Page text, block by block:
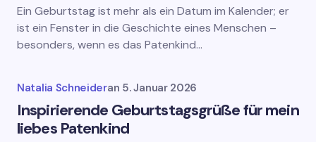
Ein Geburtstag ist mehr als ein Datum im Kalender; er
ist ein Fenster in die Geschichte eines Menschen –
besonders, wenn es das Patenkind…
Natalia Schneideran 5. Januar 2026
Inspirierende Geburtstagsgrüße für mein
liebes Patenkind